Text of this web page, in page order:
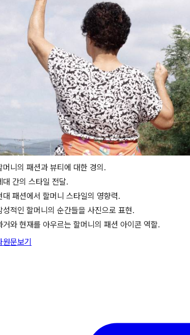
머니의 패션과 뷰티에 대한 경의.
대 간의 스타일 전달.
대 패션에서 할머니 스타일의 영향력.
성적인 할머니의 순간들을 사진으로 표현.
거와 현재를 아우르는 할머니의 패션 아이콘 역할.
원문보기